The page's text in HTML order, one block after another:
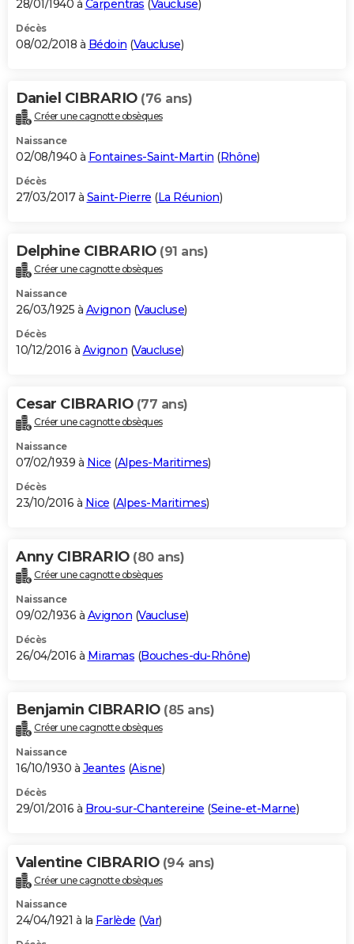
28/01/1940 à Carpentras (Vaucluse)
Décès
08/02/2018 à Bédoin (Vaucluse)
Daniel CIBRARIO (76 ans)
Créer une cagnotte obsèques
Naissance
02/08/1940 à Fontaines-Saint-Martin (Rhône)
Décès
27/03/2017 à Saint-Pierre (La Réunion)
Delphine CIBRARIO (91 ans)
Créer une cagnotte obsèques
Naissance
26/03/1925 à Avignon (Vaucluse)
Décès
10/12/2016 à Avignon (Vaucluse)
Cesar CIBRARIO (77 ans)
Créer une cagnotte obsèques
Naissance
07/02/1939 à Nice (Alpes-Maritimes)
Décès
23/10/2016 à Nice (Alpes-Maritimes)
Anny CIBRARIO (80 ans)
Créer une cagnotte obsèques
Naissance
09/02/1936 à Avignon (Vaucluse)
Décès
26/04/2016 à Miramas (Bouches-du-Rhône)
Benjamin CIBRARIO (85 ans)
Créer une cagnotte obsèques
Naissance
16/10/1930 à Jeantes (Aisne)
Décès
29/01/2016 à Brou-sur-Chantereine (Seine-et-Marne)
Valentine CIBRARIO (94 ans)
Créer une cagnotte obsèques
Naissance
24/04/1921 à la Farlède (Var)